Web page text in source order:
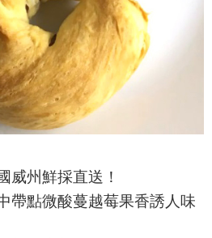
威州鮮採直送！
帶點微酸蔓越莓果香誘人味